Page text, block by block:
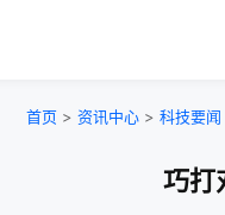
首页 > 资讯中心 > 科技要闻
巧打